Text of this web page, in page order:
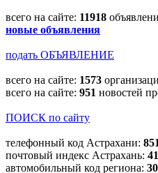
всего на сайте: 11918
новые объявления
подать ОБЪЯВЛЕНИЕ
всего на сайте: 1573
всего на сайте: 951 новостей
ПОИСК по сайту
телефонный код Астрахани:
почтовый индекс Астрахань:
автомобильный код региона: 30